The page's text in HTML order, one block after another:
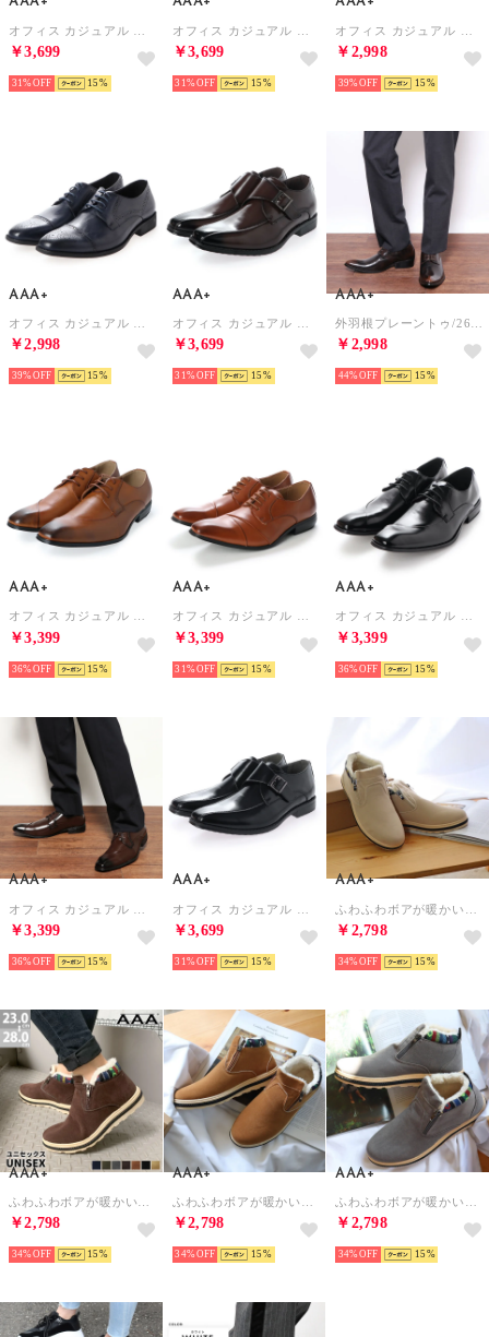
￥3,699
31% 15
￥3,699
31% 15
￥2,998
39% 15
AAA+
￥2,998
39% 15
AAA+
￥3,699
31% 15
AAA+
￥2,998
44% 15
AAA+
オフィス カジュアル フォーマル 外羽根・片流れデザイン ビジネスシューズ/2622 （ライトブラウン）
￥3,399
36% 15
AAA+
オフィス カジュアル フォーマル ビジネスシューズシリーズ（斜めチップ）/2621 （ライトブラウン）
￥3,399
31% 15
AAA+
オフィス カジュアル フォーマル 外羽根・片流れデザイン ビジネスシューズ/2622 （ブラック）
￥3,399
36% 15
AAA+
￥3,399
36% 15
AAA+
￥3,699
31% 15
AAA+
￥2,798
34% 15
AAA+
￥2,798
34% 15
AAA+
￥2,798
34% 15
AAA+
￥2,798
34% 15